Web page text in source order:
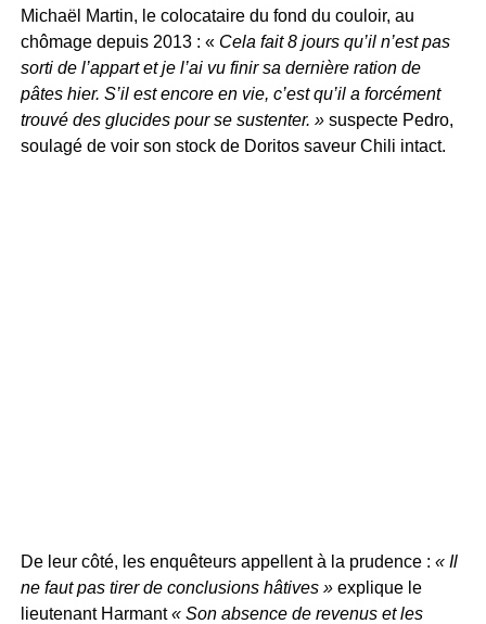
Michaël Martin, le colocataire du fond du couloir, au
chômage depuis 2013 : «Cela fait 8 jours qu’il n’est pas
sorti de l’appart et je l’ai vu finir sa dernière ration de
pâtes hier. S’il est encore en vie, c’est qu’il a forcément
trouvé des glucides pour se sustenter. »suspecte Pedro,
soulagé de voir son stock de Doritos saveur Chili intact.
De leur côté, les enquêteurs appellent à la prudence : « Il
ne faut pas tirer de conclusions hâtives »explique le
lieutenant Harmant« Son absence de revenus et les